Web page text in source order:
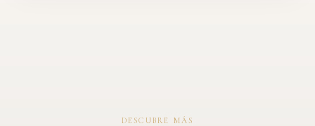
DESCUBRE MÁS